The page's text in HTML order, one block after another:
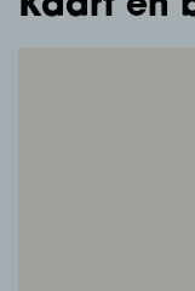
spuitwerk
Kaart en